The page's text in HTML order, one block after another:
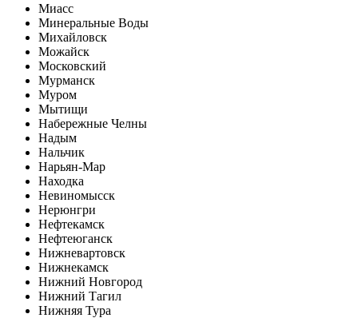
Миасс
Минеральные Воды
Михайловск
Можайск
Московский
Мурманск
Муром
Мытищи
Набережные Челны
Надым
Нальчик
Нарьян-Мар
Находка
Невиномысск
Нерюнгри
Нефтекамск
Нефтеюганск
Нижневартовск
Нижнекамск
Нижний Новгород
Нижний Тагил
Нижняя Тура